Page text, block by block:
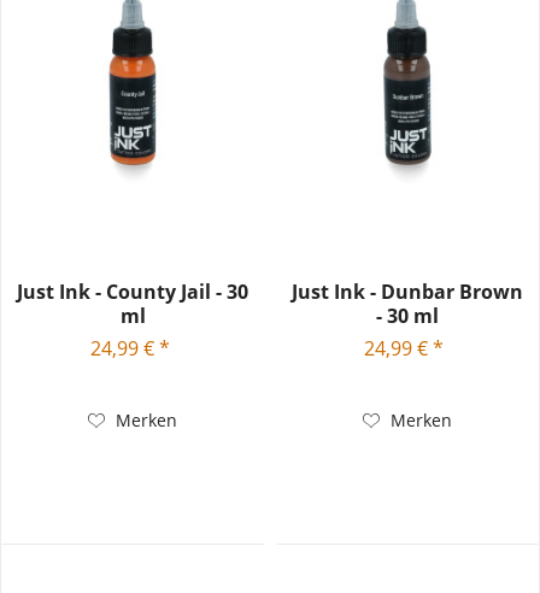
Just Ink - County Jail - 30
ml
24,99 € *
Merken
Just Ink - Dunbar Brown
- 30 ml
24,99 € *
Merken